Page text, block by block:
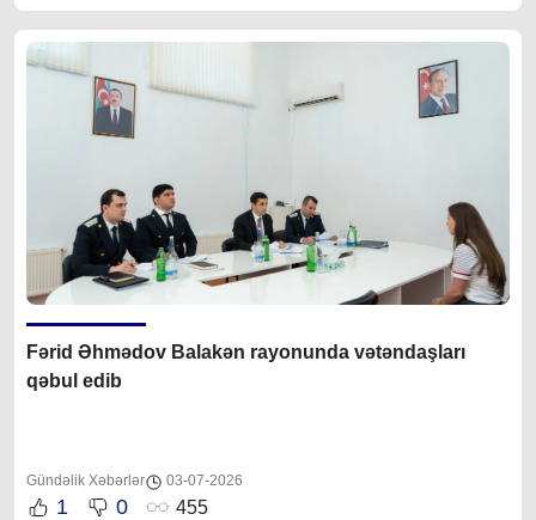
Fərid Əhmədov Balakən rayonunda vətəndaşları
qəbul edib
Gündəlik Xəbərlər 03-07-2026
1 0 455